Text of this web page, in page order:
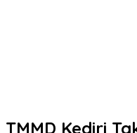
TMMD Kediri